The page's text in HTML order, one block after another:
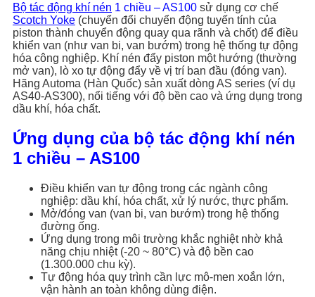
Bộ tác động khí nén 1 chiều – AS100 sử dụng cơ chế
Scotch Yoke (chuyển đổi chuyển động tuyến tính của
piston thành chuyển động quay qua rãnh và chốt) để điều
khiển van (như van bi, van bướm) trong hệ thống tự động
hóa công nghiệp. Khí nén đẩy piston một hướng (thường
mở van), lò xo tự động đẩy về vị trí ban đầu (đóng van).
Hãng Automa (Hàn Quốc) sản xuất dòng AS series (ví dụ
AS40-AS300), nổi tiếng với độ bền cao và ứng dụng trong
dầu khí, hóa chất.
Ứng dụng của bộ tác động khí nén
1 chiều – AS100
Điều khiển van tự động trong các ngành công
nghiệp: dầu khí, hóa chất, xử lý nước, thực phẩm.
Mở/đóng van (van bi, van bướm) trong hệ thống
đường ống.
Ứng dụng trong môi trường khắc nghiệt nhờ khả
năng chịu nhiệt (-20 ~ 80°C) và độ bền cao
(1.300.000 chu kỳ).
Tự động hóa quy trình cần lực mô-men xoắn lớn,
vận hành an toàn không dùng điện.